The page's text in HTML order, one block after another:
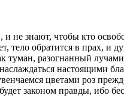
и не знают, чтобы кто
обратится в прах, и
туман, разогнанный
настоящими
цветами роз
законом правды, ибо